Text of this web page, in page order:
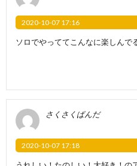
2020-10-07 17:16
ソロでやっててこんなに楽しんで
さくさくぱんだ
2020-10-07 17:18